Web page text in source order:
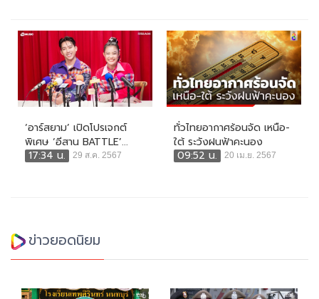
‘อาร์สยาม’ เปิดโปรเจกต์
พิเศษ ‘อีสาน BATTLE’...
17:34 น.
29 ส.ค. 2567
ทั่วไทยอากาศร้อนจัด เหนือ-
ใต้ ระวังฝนฟ้าคะนอง
09:52 น.
20 เม.ย. 2567
ข่าวยอดนิยม